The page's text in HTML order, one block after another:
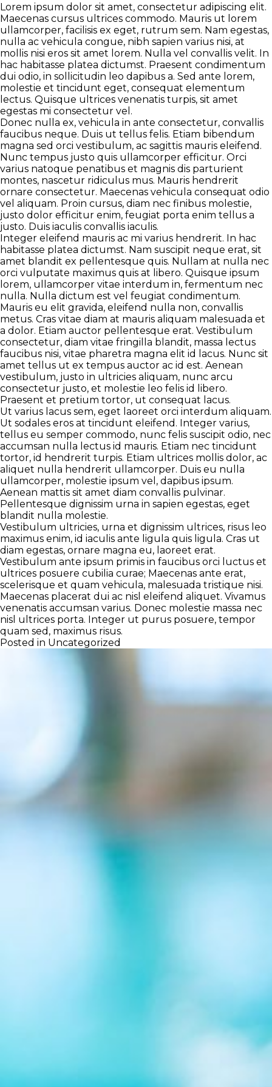
Lorem ipsum dolor sit amet, consectetur adipiscing elit.
Maecenas cursus ultrices commodo. Mauris ut lorem
ullamcorper, facilisis ex eget, rutrum sem. Nam egestas,
nulla ac vehicula congue, nibh sapien varius nisi, at
mollis nisi eros sit amet lorem. Nulla vel convallis velit. In
hac habitasse platea dictumst. Praesent condimentum
dui odio, in sollicitudin leo dapibus a. Sed ante lorem,
molestie et tincidunt eget, consequat elementum
lectus. Quisque ultrices venenatis turpis, sit amet
egestas mi consectetur vel.
Donec nulla ex, vehicula in ante consectetur, convallis
faucibus neque. Duis ut tellus felis. Etiam bibendum
magna sed orci vestibulum, ac sagittis mauris eleifend.
Nunc tempus justo quis ullamcorper efficitur. Orci
varius natoque penatibus et magnis dis parturient
montes, nascetur ridiculus mus. Mauris hendrerit
ornare consectetur. Maecenas vehicula consequat odio
vel aliquam. Proin cursus, diam nec finibus molestie,
justo dolor efficitur enim, feugiat porta enim tellus a
justo. Duis iaculis convallis iaculis.
Integer eleifend mauris ac mi varius hendrerit. In hac
habitasse platea dictumst. Nam suscipit neque erat, sit
amet blandit ex pellentesque quis. Nullam at nulla nec
orci vulputate maximus quis at libero. Quisque ipsum
lorem, ullamcorper vitae interdum in, fermentum nec
nulla. Nulla dictum est vel feugiat condimentum.
Mauris eu elit gravida, eleifend nulla non, convallis
metus. Cras vitae diam at mauris aliquam malesuada et
a dolor. Etiam auctor pellentesque erat. Vestibulum
consectetur, diam vitae fringilla blandit, massa lectus
faucibus nisi, vitae pharetra magna elit id lacus. Nunc sit
amet tellus ut ex tempus auctor ac id est. Aenean
vestibulum, justo in ultricies aliquam, nunc arcu
consectetur justo, et molestie leo felis id libero.
Praesent et pretium tortor, ut consequat lacus.
Ut varius lacus sem, eget laoreet orci interdum aliquam.
Ut sodales eros at tincidunt eleifend. Integer varius,
tellus eu semper commodo, nunc felis suscipit odio, nec
accumsan nulla lectus id mauris. Etiam nec tincidunt
tortor, id hendrerit turpis. Etiam ultrices mollis dolor, ac
aliquet nulla hendrerit ullamcorper. Duis eu nulla
ullamcorper, molestie ipsum vel, dapibus ipsum.
Aenean mattis sit amet diam convallis pulvinar.
Pellentesque dignissim urna in sapien egestas, eget
blandit nulla molestie.
Vestibulum ultricies, urna et dignissim ultrices, risus leo
maximus enim, id iaculis ante ligula quis ligula. Cras ut
diam egestas, ornare magna eu, laoreet erat.
Vestibulum ante ipsum primis in faucibus orci luctus et
ultrices posuere cubilia curae; Maecenas ante erat,
scelerisque et quam vehicula, malesuada tristique nisi.
Maecenas placerat dui ac nisl eleifend aliquet. Vivamus
venenatis accumsan varius. Donec molestie massa nec
nisl ultrices porta. Integer ut purus posuere, tempor
quam sed, maximus risus.
Posted in Uncategorized